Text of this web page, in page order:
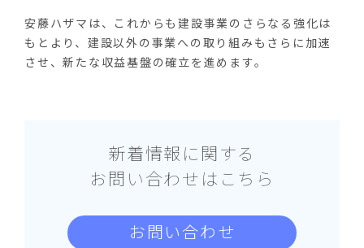
安藤ハザマは、これからも建設事業のさらなる強化は
もとより、建設以外の事業への取り組みもさらに加速
させ、新たな収益基盤の確立を進めます。
新着情報に関する
お問い合わせはこちら
お問い合わせ